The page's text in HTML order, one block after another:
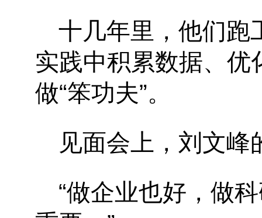
十几年里，他们跑
实践中积累数据、优
做“笨功夫”。
见面会上，刘文
“做企业也好，做